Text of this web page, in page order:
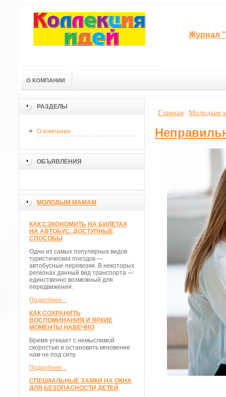
Журнал
О КОМПАНИИ
РАЗДЕЛЫ
О компании
ОБЪЯВЛЕНИЯ
МОЛОДЫМ МАМАМ
КАК СЭКОНОМИТЬ НА БИЛЕТАХ
НА АВТОБУС: ДОСТУПНЫЕ
СПОСОБЫ
Одни из самых популярных видов
туристических поездок —
автобусные перевозки. В некоторых
регионах данный вид транспорта —
единственно возможный для
передвижения.
Подробнее...
КАК СОХРАНИТЬ
ВОСПОМИНАНИЯ И ЯРКИЕ
МОМЕНТЫ НАВЕЧНО
Время утекает с немыслимой
скоростью и остановить мгновение
нам не под силу.
Подробнее...
СПЕЦИАЛЬНЫЕ ЗАМКИ НА ОКНА
ДЛЯ БЕЗОПАСНОСТИ ДЕТЕЙ
Главная Молодым